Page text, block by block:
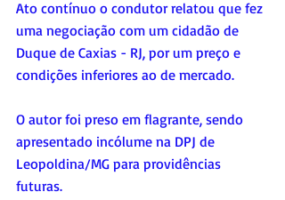
Ato contínuo o condutor relatou que fez
uma negociação com um cidadão de
Duque de Caxias - RJ, por um preço e
condições inferiores ao de mercado.
O autor foi preso em flagrante, sendo
apresentado incólume na DPJ de
Leopoldina/MG para providências
futuras.